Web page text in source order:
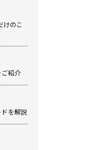
けのこ
紹介
を解説